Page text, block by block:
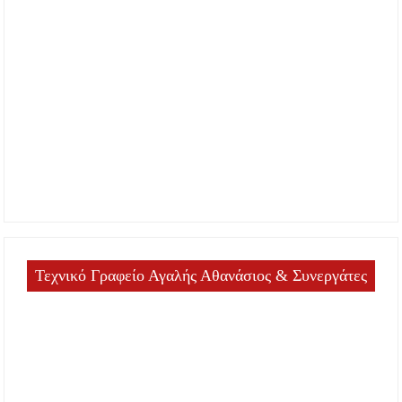
Τεχνικό Γραφείο Αγαλής Αθανάσιος & Συνεργάτες